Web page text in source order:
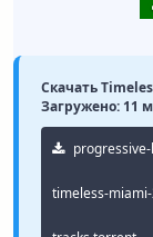
Скачать
Загружено: 11
timeless-